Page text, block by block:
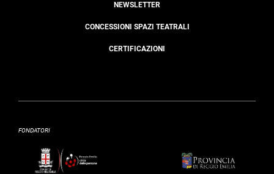
NEWSLETTER
CONCESSIONI SPAZI TEATRALI
CERTIFICAZIONI
FONDATORI